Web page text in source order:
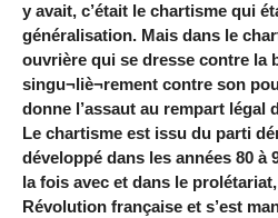
y avait, c’était le chartisme qui
généralisation. Mais dans le
ouvrière qui se dresse contre la
singu¬liè¬rement contre son
donne l’assaut au rempart légal
Le chartisme est issu du parti
développé dans les années 80 à
la fois avec et dans le
Révolution française et s’est